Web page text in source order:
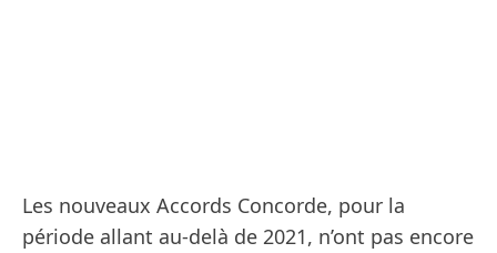
Les nouveaux Accords Concorde, pour la
période allant au-delà de 2021, n’ont pas encore